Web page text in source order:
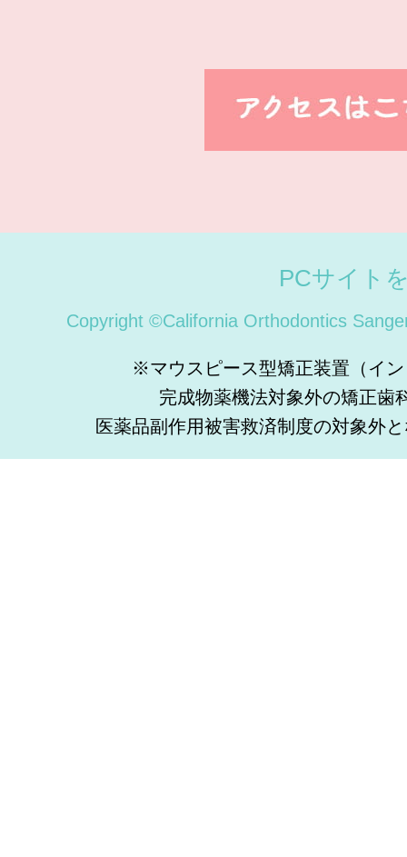
PCサイト
Copyright ©California Orthodontics
※マウスピース型矯正装置（イ
完成物薬機法対象外の矯正歯
医薬品副作用被害救済制度の対象外